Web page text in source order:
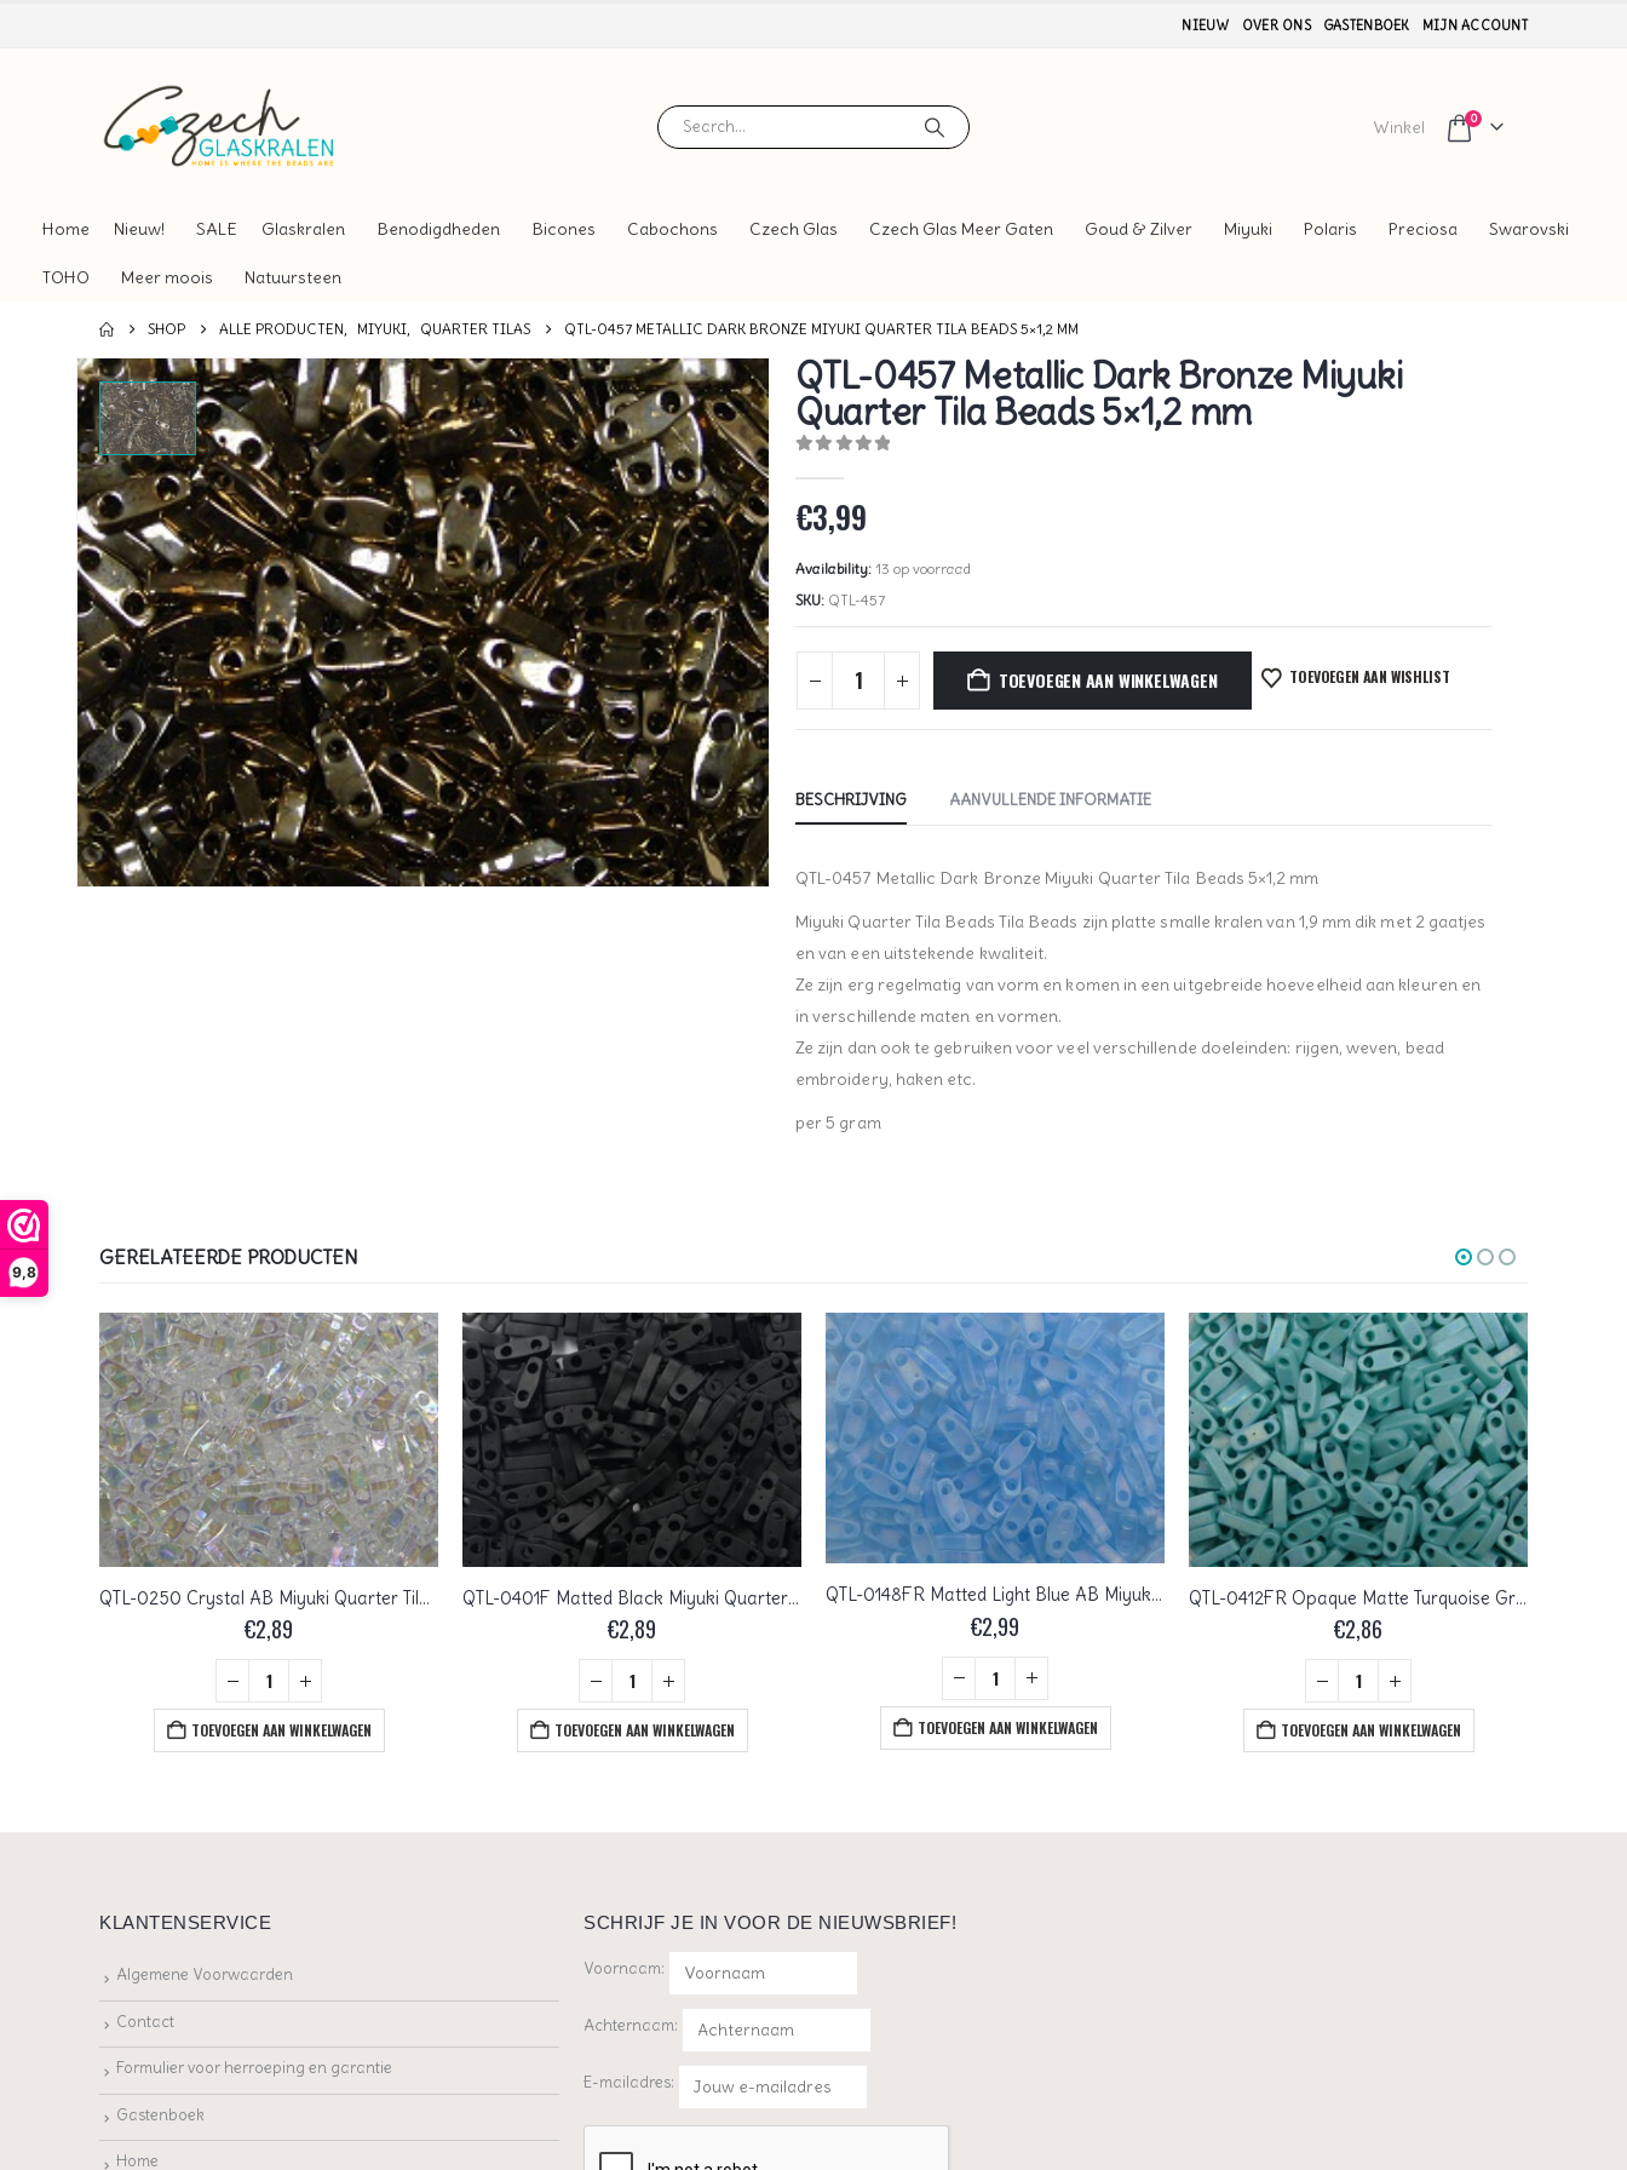
9,8
NIEUW OVER ONS GASTENBOEK MIJN ACCOUNT
Winkel 0
Home Nieuw! SALE Glaskralen Benodigdheden Bicones Cabochons Czech Glas Czech Glas Meer Gaten Goud & Zilver Miyuki Polaris Preciosa Swarovski
TOHO Meer moois Natuursteen
SHOP ALLE PRODUCTEN, MIYUKI, QUARTER TILAS QTL-0457 METALLIC DARK BRONZE MIYUKI QUARTER TILA BEADS 5×1,2 MM
QTL-0457 Metallic Dark Bronze Miyuki
Quarter Tila Beads 5×1,2 mm
€3,99
Availability: 13 op voorraad
SKU: QTL-457
TOEVOEGEN AAN WINKELWAGEN TOEVOEGEN AAN WISHLIST
BESCHRIJVING AANVULLENDE INFORMATIE
QTL-0457 Metallic Dark Bronze Miyuki Quarter Tila Beads 5×1,2 mm
Miyuki Quarter Tila Beads Tila Beads zijn platte smalle kralen van 1,9 mm dik met 2 gaatjes
en van een uitstekende kwaliteit.
Ze zijn erg regelmatig van vorm en komen in een uitgebreide hoeveelheid aan kleuren en
in verschillende maten en vormen.
Ze zijn dan ook te gebruiken voor veel verschillende doeleinden: rijgen, weven, bead
embroidery, haken etc.
per 5 gram
GERELATEERDE PRODUCTEN
QTL-0250 Crystal AB Miyuki Quarter Tila Beads 5×1,2 mm
€2,89
TOEVOEGEN AAN WINKELWAGEN
QTL-0401F Matted Black Miyuki Quarter Tila Beads 5×1,2 mm
€2,89
TOEVOEGEN AAN WINKELWAGEN
QTL-0148FR Matted Light Blue AB Miyuki Quarter Tila Beads 5×1,2 mm
€2,99
TOEVOEGEN AAN WINKELWAGEN
QTL-0412FR Opaque Matte Turquoise Green AB Miyuki Quarter Tila Beads 5×1,2 mm
€2,86
TOEVOEGEN AAN WINKELWAGEN
KLANTENSERVICE
Algemene Voorwaarden
Contact
Formulier voor herroeping en garantie
Gastenboek
Home
SCHRIJF JE IN VOOR DE NIEUWSBRIEF!
Voornaam:
Achternaam:
E-mailadres: